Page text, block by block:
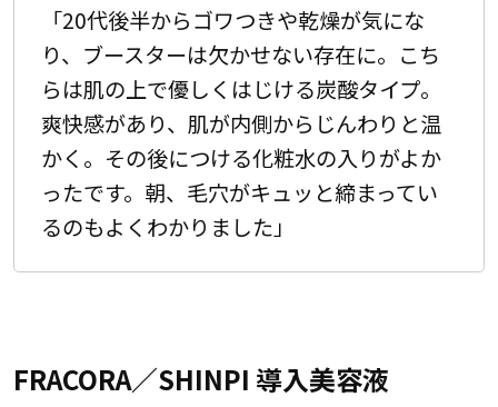
「20代後半からゴワつきや乾燥が気にな
り、ブースターは欠かせない存在に。こち
らは肌の上で優しくはじける炭酸タイプ。
爽快感があり、肌が内側からじんわりと温
かく。その後につける化粧水の入りがよか
ったです。朝、毛穴がキュッと締まってい
るのもよくわかりました」
FRACORA／SHINPI 導入美容液